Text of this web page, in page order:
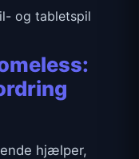
og tabletspil
hjælper,